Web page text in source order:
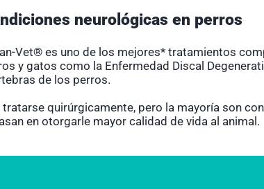
neurológicas en perros
Vet® es uno de los mejores* tratamientos
y gatos como la Enfermedad Discal
de los perros.
quirúrgicamente, pero la mayoría son
en otorgarle mayor calidad de vida al animal.